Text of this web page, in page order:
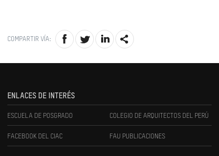
COMPARTIR VÍA:
ENLACES DE INTERÉS
ESCUELA DE POSGRADO COLEGIO DE ARQUITECTOS DEL PERÚ
FACEBOOK DEL CIAC FAU PUBLICACIONES